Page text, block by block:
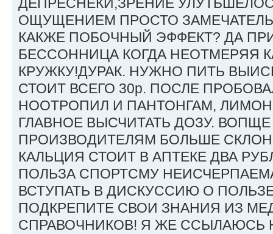
ОЩУЩЕНИЕМ ПРОСТО
КАКЖЕ ПОБОЧНЫЙ ЭФФЕКТ? ДА
БЕССОННИЦА КОГДА НЕОТМЕРЯЯ
КРУЖКУ!ДУРАК. НУЖНО ПИТЬ
СТОИТ ВСЕГО 30р. ПОСЛЕ
НООТРОПИЛ И ПАНТОНГАМ,
ГЛАВНОЕ ВЫСЧИТАТЬ ДОЗУ.
ПРОИЗВОДИТЕЛЯМ БОЛЬШЕ
КАЛЬЦИЯ СТОИТ В АПТЕКЕ ДВА
ПОЛЬЗА СПОРТСМУ
ВСТУПАТЬ В ДИСКУССИЮ О
ПОДКРЕПИТЕ СВОИ ЗНАНИЯ ИЗ
СПРАВОЧНИКОВ! Я ЖЕ ССЫЛАЮСЬ